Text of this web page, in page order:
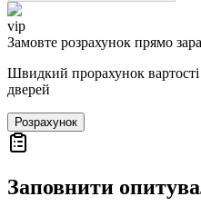
vip
Замовте розрахунок прямо
Швидкий прорахунок
дверей
Розрахунок
Заповнити